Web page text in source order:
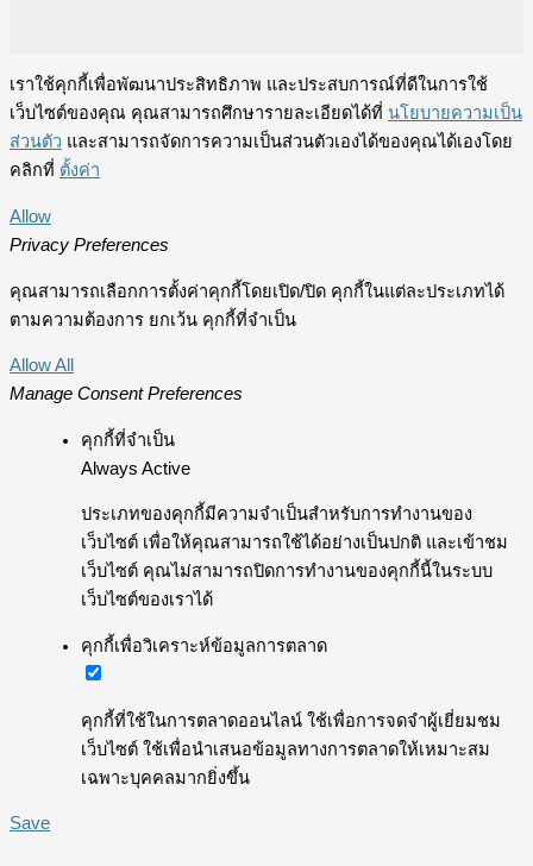
เราใช้คุกกี้เพื่อพัฒนาประสิทธิภาพ และประสบการณ์ที่ดีในการใช้
เว็บไซต์ของคุณ คุณสามารถศึกษารายละเอียดได้ที่ นโยบายความเป็น
ส่วนตัว และสามารถจัดการความเป็นส่วนตัวเองได้ของคุณได้เองโดย
คลิกที่ ตั้งค่า
Allow
Privacy Preferences
คุณสามารถเลือกการตั้งค่าคุกกี้โดยเปิด/ปิด คุกกี้ในแต่ละประเภทได้
ตามความต้องการ ยกเว้น คุกกี้ที่จำเป็น
Allow All
Manage Consent Preferences
คุกกี้ที่จำเป็น
Always Active
ประเภทของคุกกี้มีความจำเป็นสำหรับการทำงานของ
เว็บไซต์ เพื่อให้คุณสามารถใช้ได้อย่างเป็นปกติ และเข้าชม
เว็บไซต์ คุณไม่สามารถปิดการทำงานของคุกกี้นี้ในระบบ
เว็บไซต์ของเราได้
คุกกี้เพื่อวิเคราะห์ข้อมูลการตลาด
คุกกี้ที่ใช้ในการตลาดออนไลน์ ใช้เพื่อการจดจำผู้เยี่ยมชม
เว็บไซต์ ใช้เพื่อนำเสนอข้อมูลทางการตลาดให้เหมาะสม
เฉพาะบุคคลมากยิ่งขึ้น
Save